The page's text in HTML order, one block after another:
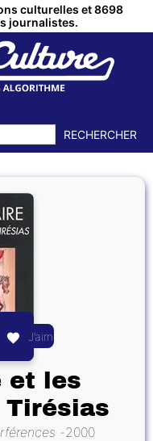
culturelles et 8698
journalistes.
RECHERCHER
J’aime
et les
Tirésias
2000